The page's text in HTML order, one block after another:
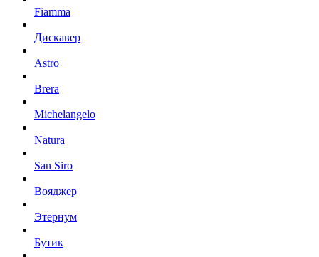
Fiamma
Дискавер
Astro
Brera
Michelangelo
Natura
San Siro
Вояджер
Этернум
Бутик